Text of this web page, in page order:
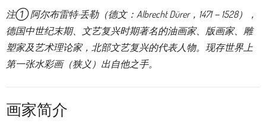
注① 阿尔布雷特·丢勒（德文：Albrecht Dürer，1471－1528），
德国中世纪末期、文艺复兴时期著名的油画家、版画家、雕
塑家及艺术理论家，北部文艺复兴的代表人物。现存世界上
第一张水彩画（狭义）出自他之手。
画家简介